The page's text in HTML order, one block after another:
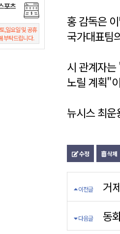
포츠
토,일요일 및 공휴
부탁드립니다.
홍 감독은
국가대표팀
시 관계자
노릴 계획"
뉴시스 최
수정 삭제
이전글 거
다음글 동